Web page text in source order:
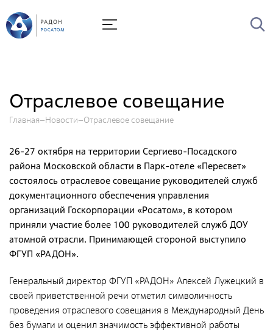
Отраслевое совещание
Главная Новости Отраслевое совещание
26-27 октября на территории Сергиево-Посадского
района Московской области в Парк-отеле «Пересвет»
состоялось отраслевое совещание руководителей служб
документационного обеспечения управления
организаций Госкорпорации «Росатом», в котором
приняли участие более 100 руководителей служб ДОУ
атомной отрасли. Принимающей стороной выступило
ФГУП «РАДОН».
Генеральный директор ФГУП «РАДОН» Алексей Лужецкий в
своей приветственной речи отметил символичность
проведения отраслевого совещания в Международный День
без бумаги и оценил значимость эффективной работы
Лицензии
Миссия и видение
Ценности Росатома
Охрана труда
Производственная система "Росатома"
Научно-технический совет
Диссертационный совет
Системы менеджмента
Документы
Противодействие коррупции
Социальная политика